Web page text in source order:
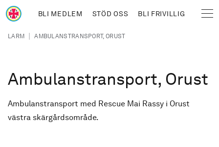
Hoppa till huvudinnehåll
BLI MEDLEM STÖD OSS BLI FRIVILLIG
Länkstig
LARM | AMBULANSTRANSPORT, ORUST
Ambulanstransport, Orust
Ambulanstransport med Rescue Mai Rassy i Orust
västra skärgårdsområde.